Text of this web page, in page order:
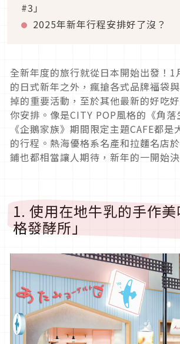
#3」
2025年新年行程安排好了沒？
全新年度的旅行就從日本開始出發！1
的日式新年之外，瘋搶各式品牌福袋
掉的重要活動，至於其他最新的好吃
你安排。像是CITY POP風格的《角
《企鵝家族》期間限定主題CAFE都是
的行程。熱海優格系名產和拉麵名店
鋪也都相當讓人期待，新年的一開始
1. 使用在地牛乳的手作
格發酵所」